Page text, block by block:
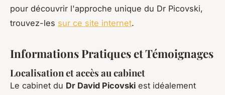
pour découvrir l'approche unique du Dr Picovski,
trouvez-les sur ce site internet.
Informations Pratiques et Témoignages
Localisation et accès au cabinet
Le cabinet du Dr David Picovski est idéalement